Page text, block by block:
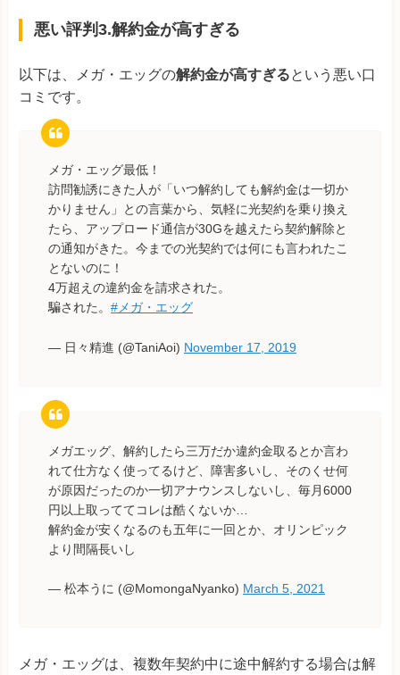
悪い評判3.解約金が高すぎる
以下は、メガ・エッグの解約金が高すぎるという悪い口
コミです。
メガ・エッグ最低！
訪問勧誘にきた人が「いつ解約しても解約金は一切か
かりません」との言葉から、気軽に光契約を乗り換え
たら、アップロード通信が30Gを越えたら契約解除と
の通知がきた。今までの光契約では何にも言われたこ
とないのに！
4万超えの違約金を請求された。
騙された。 #メガ・エッグ
— 日々精進 (@TaniAoi) November 17, 2019
メガエッグ、解約したら三万だか違約金取るとか言わ
れて仕方なく使ってるけど、障害多いし、そのくせ何
が原因だったのか一切アナウンスしないし、毎月6000
円以上取っててコレは酷くないか…
解約金が安くなるのも五年に一回とか、オリンピック
より間隔長いし
— 松本うに (@MomongaNyanko) March 5, 2021
メガ・エッグは、複数年契約中に途中解約する場合は解